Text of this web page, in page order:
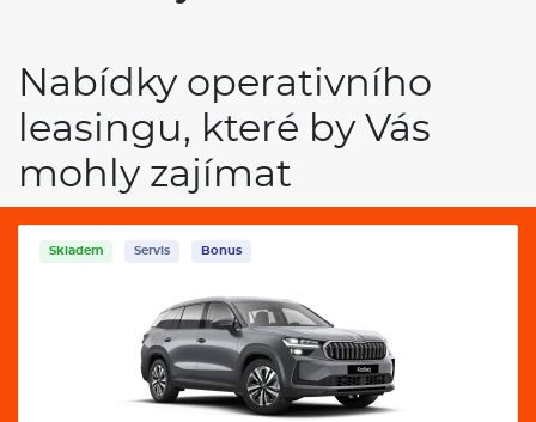
Nabídky operativního
leasingu, které by Vás
mohly zajímat
Skladem Servis Bonus